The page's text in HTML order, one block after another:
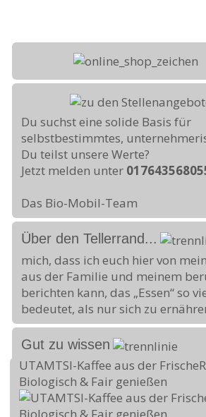
Du suchst eine solide Basis für
selbstbestimmtes,
Du teilst unsere Werte?
Jetzt melden unter
Das Bio-Mobil-Team
Über den Tellerrand...
mich, dass ich euch hier von
aus der Familie und meinem
berichten kann, das „Essen“ so
bedeutet, als nur sich zu
Gut zu wissen
UTAMTSI-Kaffee aus der
Biologisch & Fair genießen